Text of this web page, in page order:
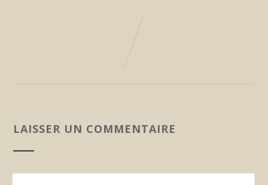
LAISSER UN COMMENTAIRE